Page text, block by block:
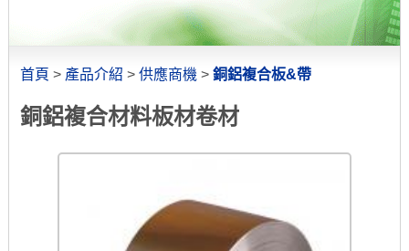
首頁 > 產品介紹 > 供應商機 > 銅鋁複合板&帶
銅鋁複合材料板材卷材